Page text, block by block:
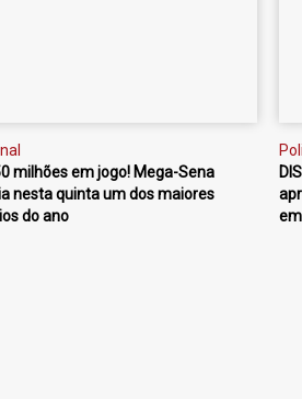
milhões em jogo! Mega-Sena
nesta quinta um dos maiores
do ano